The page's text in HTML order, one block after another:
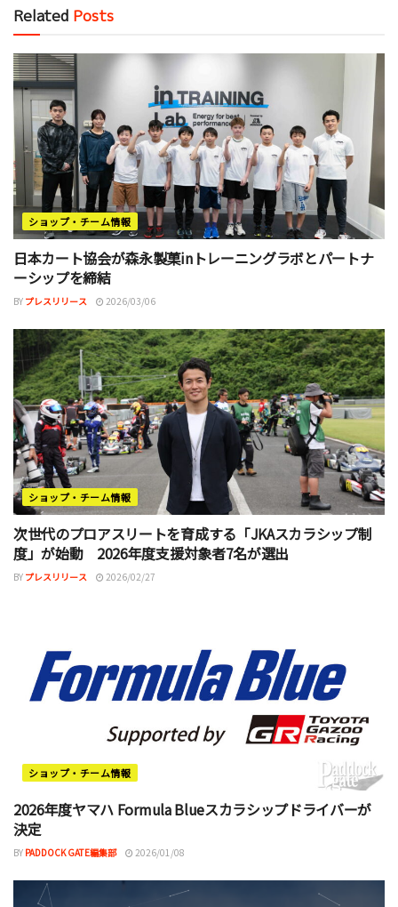
Related Posts
ショップ・チーム情報
日本カート協会が森永製菓inトレーニングラボとパートナ
ーシップを締結
BY プレスリリース 2026/03/06
ショップ・チーム情報
次世代のプロアスリートを育成する「JKAスカラシップ制
度」が始動 2026年度支援対象者7名が選出
BY プレスリリース 2026/02/27
ショップ・チーム情報
2026年度ヤマハ Formula Blueスカラシップドライバーが
決定
BY PADDOCK GATE編集部 2026/01/08